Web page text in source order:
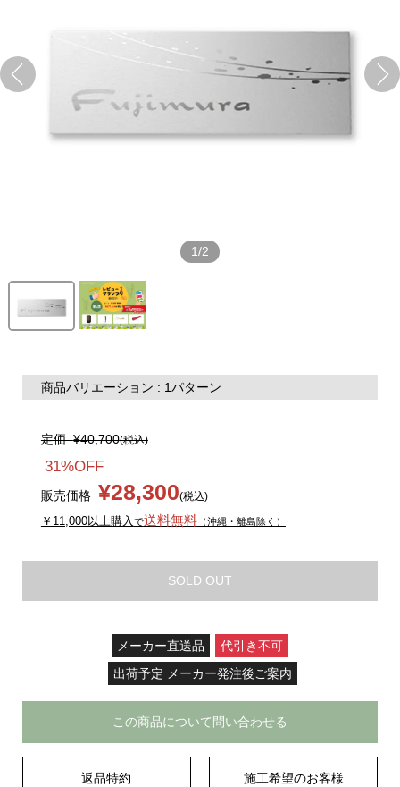
1/2
商品バリエーション : 1パターン
定価¥40,700(税込)
31%OFF
販売価格 ¥28,300(税込)
￥11,000以上購入 で送料無料（沖縄・離島除く）
SOLD OUT
メーカー直送品
代引き不可
出荷予定 メーカー発注後ご案内
この商品について問い合わせる
返品特約 施工希望のお客様